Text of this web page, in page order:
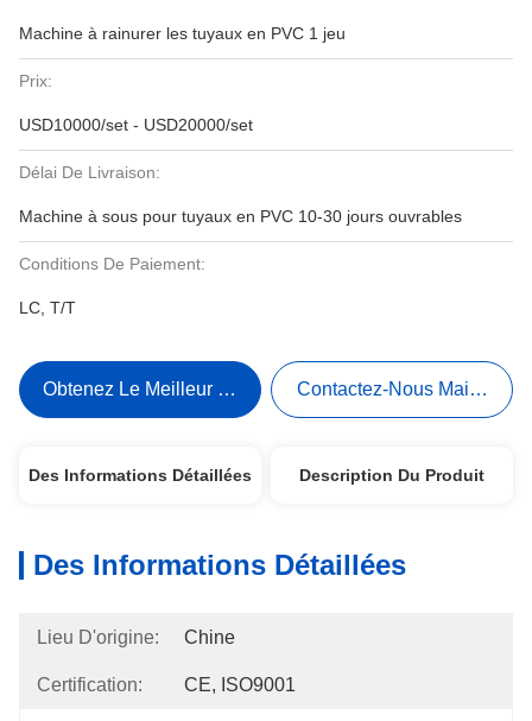
Machine à rainurer les tuyaux en PVC 1 jeu
Prix:
USD10000/set - USD20000/set
Délai De Livraison:
Machine à sous pour tuyaux en PVC 10-30 jours ouvrables
Conditions De Paiement:
LC, T/T
Obtenez Le Meilleur Prix Contactez-Nous Maintenant
Des Informations Détaillées Description Du Produit
Des Informations Détaillées
Lieu D'origine: Chine
Certification: CE, ISO9001